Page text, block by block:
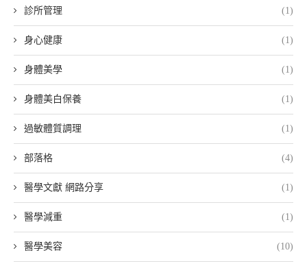
診所管理 (1)
身心健康 (1)
身體美學 (1)
身體美白保養 (1)
過敏體質調理 (1)
部落格 (4)
醫學文獻 網路分享 (1)
醫學減重 (1)
醫學美容 (10)